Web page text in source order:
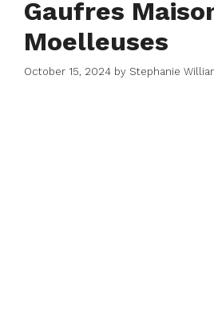
Gaufres
Moelleuses
October 15, 2024 by Stephanie